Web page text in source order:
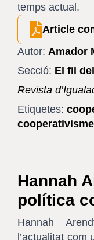
temps actual.
Article
Autor: Amador
Secció: El fil
Revista
Etiquetes:
cooperativisme
Hannah
política
Hannah
l’actualitat